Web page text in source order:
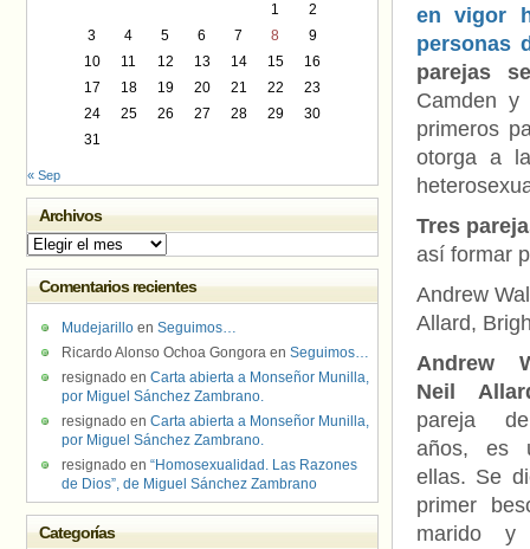
en vigor
personas
parejas
Camden
primeros
otorga a
Tres
así formar
Andrew
Allard,
Andrew
Neil
pareja
años, es
ellas. Se
primer
marido y
1
2
3
4 5 6 7 8
9
10
11 12 13 14 15
16
17
18 19 20 21 22
23
24
25 26 27 28 29
30
31
« Sep
Archivos
Archivos
Comentarios recientes
Mudejarillo en Seguimos…
Ricardo Alonso Ochoa Gongora en Seguimos…
resignado en Carta abierta a Monseñor Munilla,
por Miguel Sánchez Zambrano.
resignado en Carta abierta a Monseñor Munilla,
por Miguel Sánchez Zambrano.
resignado en “Homosexualidad. Las Razones
de Dios”, de Miguel Sánchez Zambrano
Categorías